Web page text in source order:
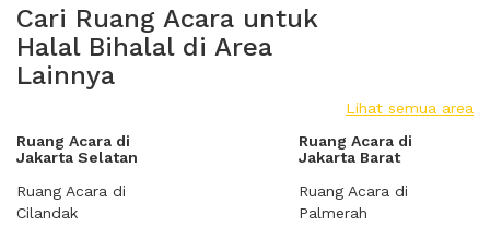
Cari Ruang Acara untuk
Halal Bihalal di Area
Lainnya
Lihat semua area
Ruang Acara di
Jakarta Selatan
Ruang Acara di
Cilandak
Ruang Acara di
Jakarta Barat
Ruang Acara di
Palmerah